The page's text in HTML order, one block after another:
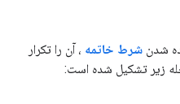
شدنشرط خاتمه، آن را تکرار
زیر تشکیل شده است: